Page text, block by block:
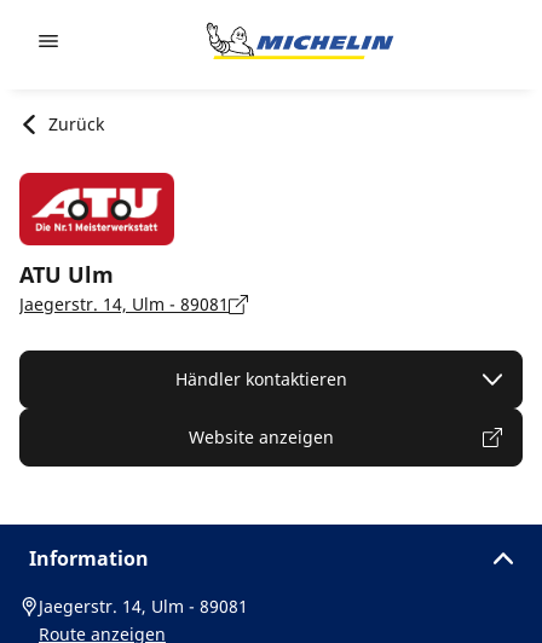
Zurück
ATU Ulm
Jaegerstr. 14, Ulm - 89081
Händler kontaktieren
Website anzeigen
Information
Jaegerstr. 14, Ulm - 89081
Route anzeigen